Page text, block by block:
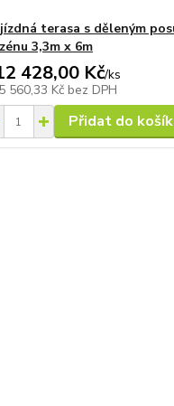
terasa s děleným
3,3m x 6m
428,00 Kč/ks
560,33 Kč bez DPH
Přidat do